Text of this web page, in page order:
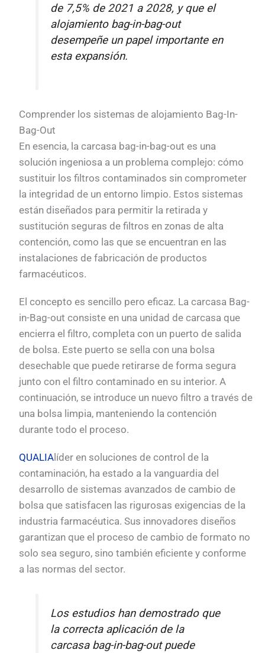
de 7,5% de 2021 a 2028, y que el
alojamiento bag-in-bag-out
desempeñe un papel importante en
esta expansión.
Comprender los sistemas de alojamiento Bag-In-
Bag-Out
En esencia, la carcasa bag-in-bag-out es una
solución ingeniosa a un problema complejo: cómo
sustituir los filtros contaminados sin comprometer
la integridad de un entorno limpio. Estos sistemas
están diseñados para permitir la retirada y
sustitución seguras de filtros en zonas de alta
contención, como las que se encuentran en las
instalaciones de fabricación de productos
farmacéuticos.
El concepto es sencillo pero eficaz. La carcasa Bag-
in-Bag-out consiste en una unidad de carcasa que
encierra el filtro, completa con un puerto de salida
de bolsa. Este puerto se sella con una bolsa
desechable que puede retirarse de forma segura
junto con el filtro contaminado en su interior. A
continuación, se introduce un nuevo filtro a través de
una bolsa limpia, manteniendo la contención
durante todo el proceso.
QUALIA líder en soluciones de control de la
contaminación, ha estado a la vanguardia del
desarrollo de sistemas avanzados de cambio de
bolsa que satisfacen las rigurosas exigencias de la
industria farmacéutica. Sus innovadores diseños
garantizan que el proceso de cambio de formato no
solo sea seguro, sino también eficiente y conforme
a las normas del sector.
Los estudios han demostrado que
la correcta aplicación de la
carcasa bag-in-bag-out puede